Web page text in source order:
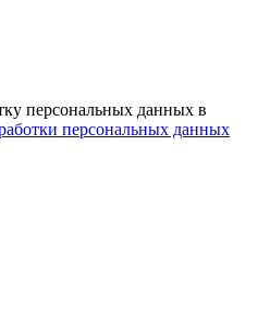
персональных данных в
персональных данных